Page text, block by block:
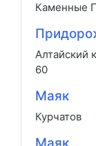
Каменные
Алтайский
60
Маяк
Курчатов